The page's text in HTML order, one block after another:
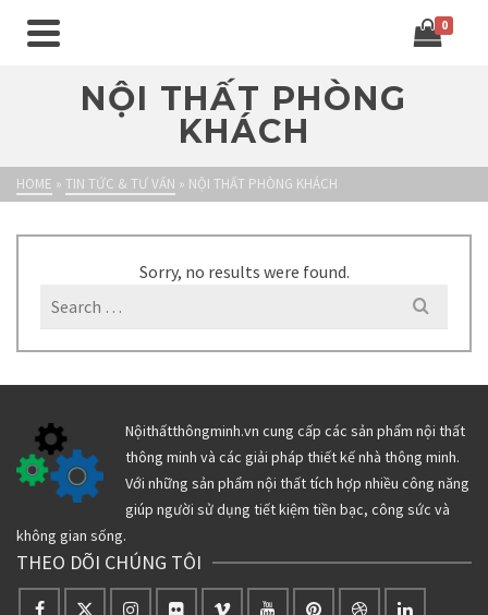
0
NỘI THẤT PHÒNG
KHÁCH
HOME » TIN TỨC & TƯ VẤN » NỘI THẤT PHÒNG KHÁCH
Sorry, no results were found.
Search
Nộithấtthôngminh.vn cung cấp các sản phẩm nội thất
thông minh và các giải pháp thiết kế nhà thông minh.
Với những sản phẩm nội thất tích hợp nhiều công năng
giúp người sử dụng tiết kiệm tiền bạc, công sức và
không gian sống.
THEO DÕI CHÚNG TÔI